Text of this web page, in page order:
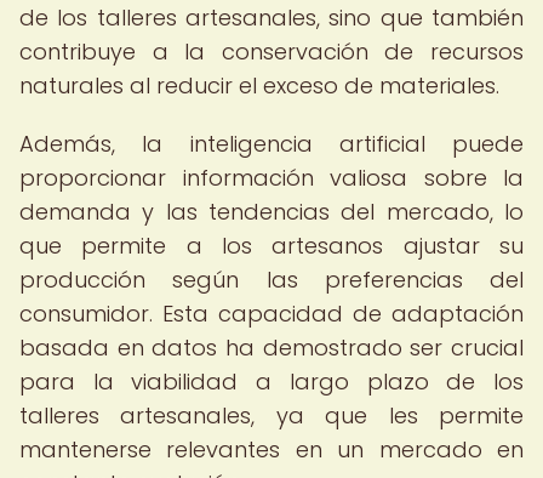
de los talleres artesanales, sino que también
contribuye a la conservación de recursos
naturales al reducir el exceso de materiales.
Además, la inteligencia artificial puede
proporcionar información valiosa sobre la
demanda y las tendencias del mercado, lo
que permite a los artesanos ajustar su
producción según las preferencias del
consumidor. Esta capacidad de adaptación
basada en datos ha demostrado ser crucial
para la viabilidad a largo plazo de los
talleres artesanales, ya que les permite
mantenerse relevantes en un mercado en